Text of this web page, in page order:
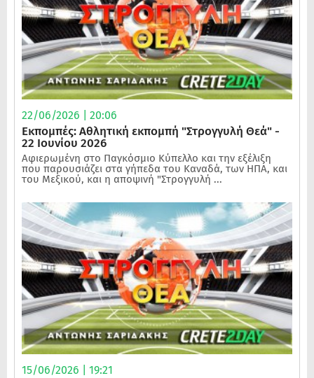
22/06/2026 | 20:06
Εκπομπές: Αθλητική εκπομπή "Στρογγυλή Θεά" -
22 Ιουνίου 2026
Αφιερωμένη στο Παγκόσμιο Κύπελλο και την εξέλιξη
που παρουσιάζει στα γήπεδα του Καναδά, των ΗΠΑ, και
του Μεξικού, και η αποψινή "Στρογγυλή ...
15/06/2026 | 19:21